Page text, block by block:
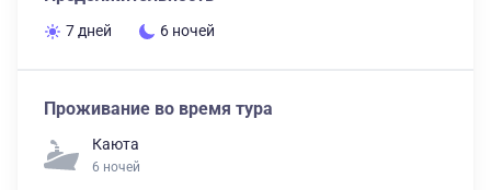
7 дней 6 ночей
Проживание во время тура
Каюта
6 ночей